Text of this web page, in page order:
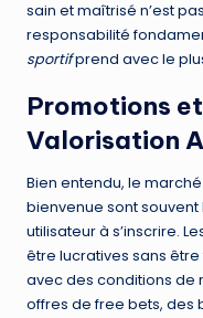
sain et maîtrisé n’est
responsabilité
sportifprend avec le
Promotions
Valorisation
Bien entendu, le
bienvenue sont
utilisateur à s’inscrire.
être lucratives sans être
avec des conditions de
offres de free bets, des